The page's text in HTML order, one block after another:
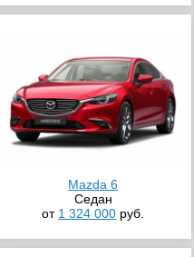
Mazda 6
Седан
от 1 324 000 руб.